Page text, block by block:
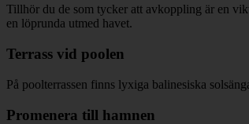
Tillhör du de som tycker att avkoppling är en
en löprunda utmed havet.
Terrass vid poolen
På poolterrassen finns lyxiga balinesiska
Promenera till hamnen